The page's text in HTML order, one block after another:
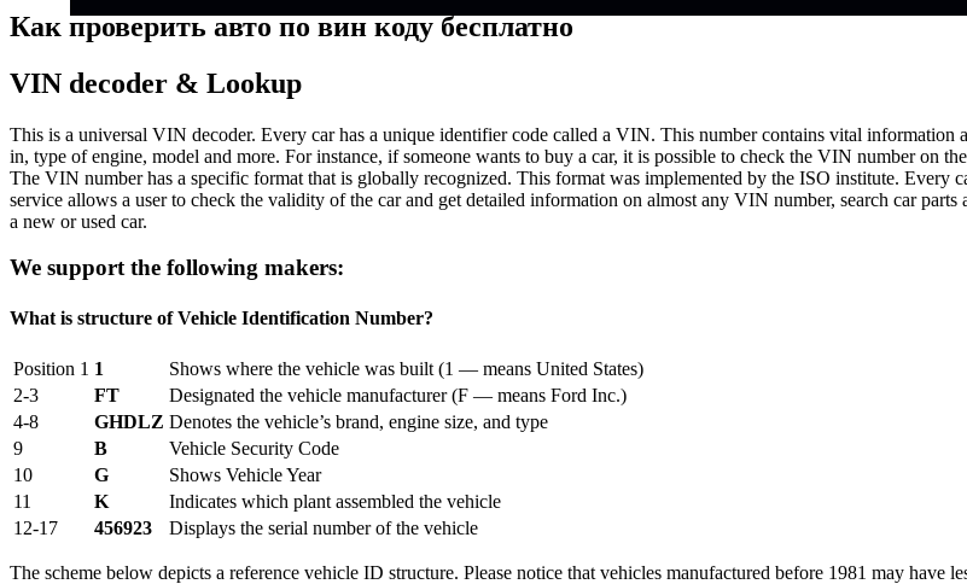
Как проверить авто по вин коду бесплатно
VIN decoder & Lookup
This is a universal VIN decoder. Every car has a unique identifier code called a VIN. This number contains vital information
in, type of engine, model and more. For instance, if someone wants to buy a car, it is possible to check the VIN number on
The VIN number has a specific format that is globally recognized. This format was implemented by the ISO institute. Every
service allows a user to check the validity of the car and get detailed information on almost any VIN number, search car
a new or used car.
We support the following makers:
What is structure of Vehicle Identification Number?
Position 1 1
Shows where the vehicle was built (1 — means United States)
2-3
FT
Designated the vehicle manufacturer (F — means Ford Inc.)
4-8
GHDLZ Denotes the vehicle’s brand, engine size, and type
9
B
Vehicle Security Code
10
G
Shows Vehicle Year
11
K
Indicates which plant assembled the vehicle
12-17
456923 Displays the serial number of the vehicle
The scheme below depicts a reference vehicle ID structure. Please notice that vehicles manufactured before 1981 may have